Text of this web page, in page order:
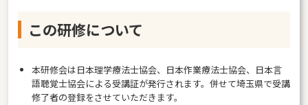
この研修について
本研修会は日本理学療法士協会、日本作業療法士協会、日本言
語聴覚士協会による受講証が発行されます。併せて埼玉県で受講
修了者の登録をさせていただきます。